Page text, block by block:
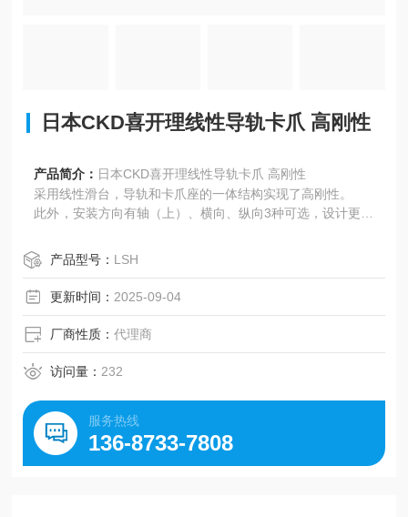
日本CKD喜开理线性导轨卡爪 高刚性
产品简介： 日本CKD喜开理线性导轨卡爪 高刚性
采用线性滑台，导轨和卡爪座的一体结构实现了高刚性。
此外，安装方向有轴（上）、横向、纵向3种可选，设计更为
【动作行程】4, 6, 10, 14mm
产品型号： LSH
更新时间： 2025-09-04
厂商性质：代理商
访问量： 232
服务热线
136-8733-7808